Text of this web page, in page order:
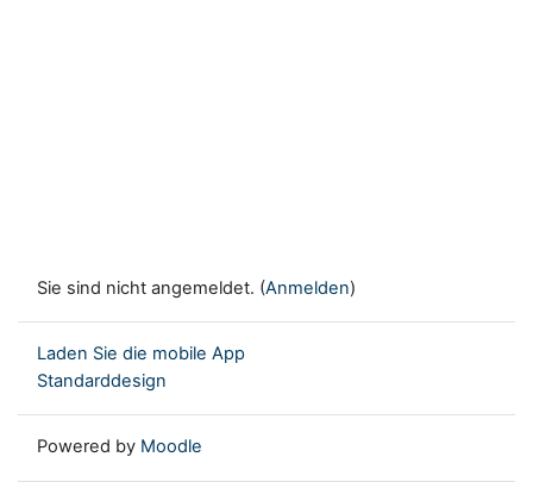
Sie sind nicht angemeldet. (Anmelden)
Laden Sie die mobile App
Standarddesign
Powered by Moodle